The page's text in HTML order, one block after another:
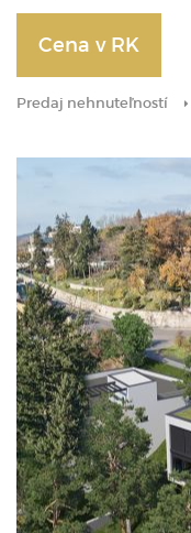
Cena v RK
Predaj nehnuteľností